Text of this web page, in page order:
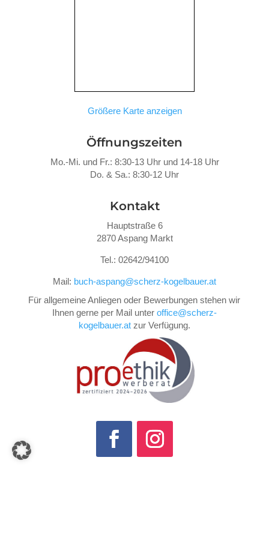
Größere Karte anzeigen
Öffnungszeiten
Mo.-Mi. und Fr.: 8:30-13 Uhr und 14-18 Uhr
Do. & Sa.: 8:30-12 Uhr
Kontakt
Hauptstraße 6
2870 Aspang Markt
Tel.: 02642/94100
Mail: buch-aspang@scherz-kogelbauer.at
Für allgemeine Anliegen oder Bewerbungen stehen wir
Ihnen gerne per Mail unter office@scherz-
kogelbauer.atzur Verfügung.